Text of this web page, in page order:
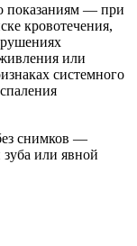
показаниям — при
кровотечения,
или
системного
снимков —
или явной